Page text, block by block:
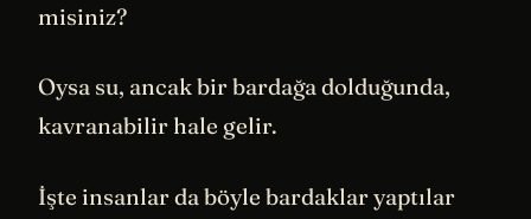
misiniz?
Oysa su, ancak bir bardağa dolduğunda,
kavranabilir hale gelir.
İşte insanlar da böyle bardaklar yaptılar